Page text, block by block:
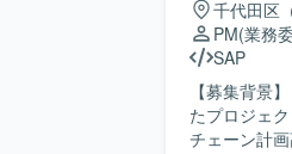
ができます
と知見を身につけていただけます
クト環境とな
千代田区
PM(業務
SAP
【募集背景
たプロジェクトに参画いただき
チェーン計